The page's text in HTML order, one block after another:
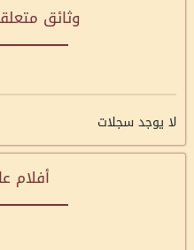
وثائق
لا يوجد سجلات
أفلام